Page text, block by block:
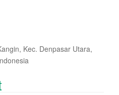
Kec. Denpasar Utara,